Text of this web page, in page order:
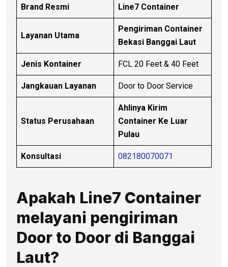
Brand Resmi Line7 Container
Layanan Utama
Pengiriman Container
Bekasi Banggai Laut
Jenis Kontainer FCL 20 Feet & 40 Feet
Jangkauan Layanan Door to Door Service
Status Perusahaan
Ahlinya Kirim
Container Ke Luar
Pulau
Konsultasi 082180070071
Apakah Line7 Container
melayani pengiriman
Door to Door di Banggai
Laut?